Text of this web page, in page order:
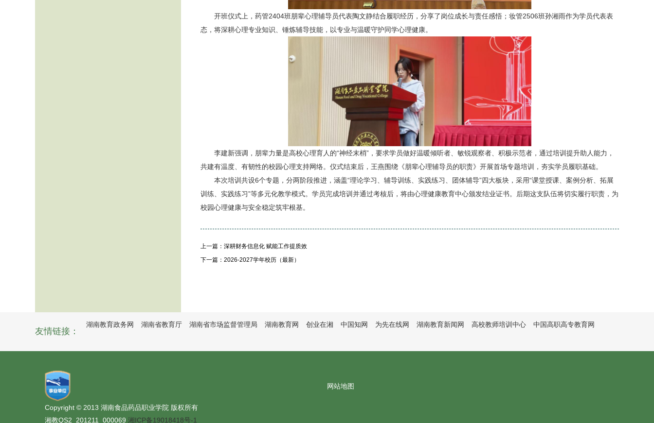
开班仪式上，药管2404班朋辈心理辅导员代表陶文静结合履职经历，分享了岗位成长与责任感悟；妆管2506班孙湘雨作为学员代表表
态，将深耕心理专业知识、锤炼辅导技能，以专业与温暖守护同学心理健康。
李建新强调，朋辈力量是高校心理育人的“神经末梢”，要求学员做好温暖倾听者、敏锐观察者、积极示范者，通过培训提升助人能力，
共建有温度、有韧性的校园心理支持网络。仪式结束后，王燕围绕《朋辈心理辅导员的职责》开展首场专题培训，夯实学员履职基础。
本次培训共设6个专题，分两阶段推进，涵盖“理论学习、辅导训练、实践练习、团体辅导”四大板块，采用“课堂授课、案例分析、拓展
训练、实践练习”等多元化教学模式。学员完成培训并通过考核后，将由心理健康教育中心颁发结业证书。后期这支队伍将切实履行职责，为
校园心理健康与安全稳定筑牢根基。
上一篇：深耕财务信息化 赋能工作提质效
下一篇：2026-2027学年校历（最新）
友情链接：
湖南教育政务网 湖南省教育厅 湖南省市场监督管理局 湖南教育网 创业在湘 中国知网 为先在线网 湖南教育新闻网 高校教师培训中心 中国高职高专教育网
Copyright © 2013 湖南食品药品职业学院 版权所有
湘教QS2_201211_000069 湘ICP备19018418号-1
网站地图